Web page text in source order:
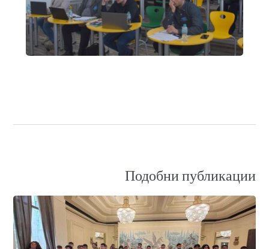
Подобни публикации